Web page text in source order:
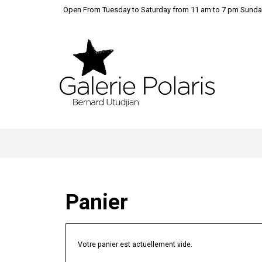
Open From Tuesday to Saturday from 11 am to 7 pm
Panier
Votre panier est actuellement vide.